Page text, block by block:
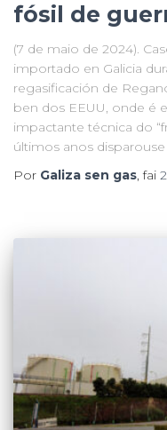
fósil de
(7 de maio de 2024).
importado en Galicia
regasificación de
ben dos EEUU, onde é
impactante técnica do
últimos anos
Por Galiza sen gas, fai